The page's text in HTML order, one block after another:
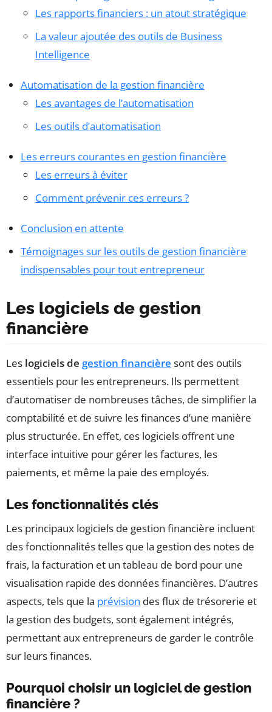
Les rapports financiers : un atout stratégique
La valeur ajoutée des outils de Business
Intelligence
Automatisation de la gestion financière
Les avantages de l’automatisation
Les outils d’automatisation
Les erreurs courantes en gestion financière
Les erreurs à éviter
Comment prévenir ces erreurs ?
Conclusion en attente
Témoignages sur les outils de gestion financière
indispensables pour tout entrepreneur
Les logiciels de gestion
financière
Les logiciels de gestion financière sont des outils
essentiels pour les entrepreneurs. Ils permettent
d’automatiser de nombreuses tâches, de simplifier la
comptabilité et de suivre les finances d’une manière
plus structurée. En effet, ces logiciels offrent une
interface intuitive pour gérer les factures, les
paiements, et même la paie des employés.
Les fonctionnalités clés
Les principaux logiciels de gestion financière incluent
des fonctionnalités telles que la gestion des notes de
frais, la facturation et un tableau de bord pour une
visualisation rapide des données financières. D’autres
aspects, tels que la prévision des flux de trésorerie et
la gestion des budgets, sont également intégrés,
permettant aux entrepreneurs de garder le contrôle
sur leurs finances.
Pourquoi choisir un logiciel de gestion
financière ?